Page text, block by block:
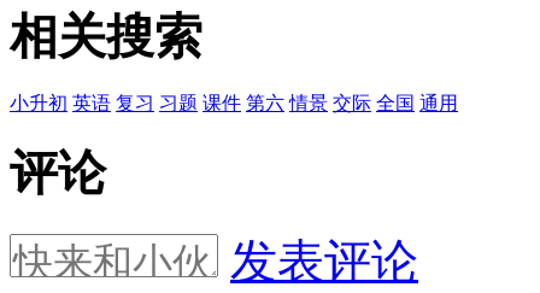
相关搜索
小升初 英语 复习 习题 课件 第六 情景 交际 全国 通用
评论
发表评论